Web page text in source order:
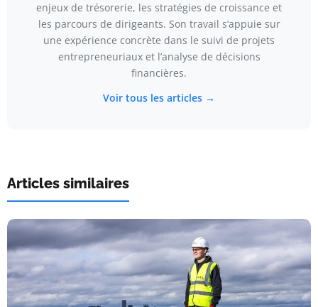
enjeux de trésorerie, les stratégies de croissance et
les parcours de dirigeants. Son travail s’appuie sur
une expérience concrète dans le suivi de projets
entrepreneuriaux et l’analyse de décisions
financières.
Voir tous les articles →
Articles similaires